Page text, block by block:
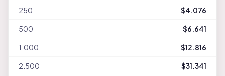
250 $4.076
500 $6.641
1.000 $12.816
2.500 $31.341